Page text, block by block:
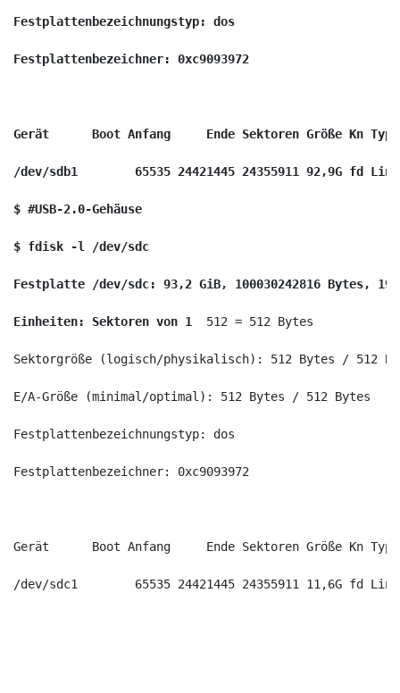
Festplattenbezeichnungstyp: dos
Festplattenbezeichner: 0xc9093972
Gerät      Boot Anfang     Ende Sektoren Größe Kn Typ
/dev/sdb1        65535 24421445 24355911 92,9G fd
$ #USB-2.0-Gehäuse
$ fdisk -l /dev/sdc
Festplatte /dev/sdc: 93,2 GiB, 100030242816 Bytes,
Einheiten: Sektoren von 1 512 = 512 Bytes
Sektorgröße (logisch/physikalisch): 512 Bytes / 512
E/A-Größe (minimal/optimal): 512 Bytes / 512 Bytes
Festplattenbezeichnungstyp: dos
Festplattenbezeichner: 0xc9093972
Gerät      Boot Anfang     Ende Sektoren Größe Kn Typ
/dev/sdc1        65535 24421445 24355911 11,6G fd